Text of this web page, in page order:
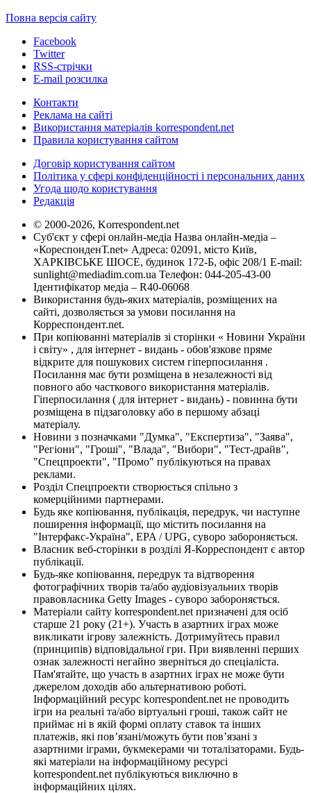
Повна версія сайту
Facebook
Twitter
RSS-стрічки
E-mail розсилка
Контакти
Реклама на сайті
Використання матеріалів korrespondent.net
Правила користування сайтом
Договір користування сайтом
Політика у сфері конфіденційності і персональних даних
Угода щодо користування
Редакція
© 2000-2026, Korrespondent.net
Суб'єкт у сфері онлайн-медіа Назва онлайн-медіа –
«КореспонденТ.net» Адреса: 02091, місто Київ,
ХАРКІВСЬКЕ ШОСЕ, будинок 172-Б, офіс 208/1 E-mail:
sunlight@mediadim.com.ua Телефон: 044-205-43-00
Ідентифікатор медіа – R40-06068
Використання будь-яких матеріалів, розміщених на
сайті, дозволяється за умови посилання на
Корреспондент.net.
При копіюванні матеріалів зі сторінки « Новини України
і світу» , для інтернет - видань - обов'язкове пряме
відкрите для пошукових систем гіперпосилання .
Посилання має бути розміщена в незалежності від
повного або часткового використання матеріалів.
Гіперпосилання ( для інтернет - видань) - повинна бути
розміщена в підзаголовку або в першому абзаці
матеріалу.
Новини з позначками "Думка", "Експертиза", "Заява",
"Регіони", "Гроші", "Влада", "Вибори", "Тест-драйв",
"Спецпроекти", "Промо" публікуються на правах
реклами.
Розділ Спецпроекти створюється спільно з
комерційними партнерами.
Будь яке копіювання, публікація, передрук, чи наступне
поширення інформації, що містить посилання на
"Інтерфакс-Україна", EPA / UPG, суворо забороняється.
Власник веб-сторінки в розділі Я-Корреспондент є автор
публікації.
Будь-яке копіювання, передрук та відтворення
фотографічних творів та/або аудіовізуальних творів
правовласника Getty Images - суворо забороняється.
Матеріали сайту korrespondent.net призначені для осіб
старше 21 року (21+). Участь в азартних іграх може
викликати ігрову залежність. Дотримуйтесь правил
(принципів) відповідальної гри. При виявленні перших
ознак залежності негайно зверніться до спеціаліста.
Пам'ятайте, що участь в азартних іграх не може бути
джерелом доходів або альтернативою роботі.
Інформаційний ресурс korrespondent.net не проводить
ігри на реальні та/або віртуальні гроші, також сайт не
приймає ні в якій формі оплату ставок та інших
платежів, які пов’язані/можуть бути пов’язані з
азартними іграми, букмекерами чи тоталізаторами. Будь-
які матеріали на інформаційному ресурсі
korrespondent.net публікуються виключно в
інформаційних цілях.